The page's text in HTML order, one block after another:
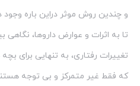
و چندین روش موثر دراین باره وجود
تا به اثرات و عوارض داروها، نگاهی
تغییرات رفتاری، به تنهایی برای
که فقط غیر متمرکز و بی توجه